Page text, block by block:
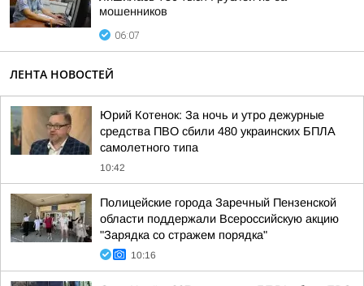
мошенников
06:07
ЛЕНТА НОВОСТЕЙ
Юрий Котенок: За ночь и утро дежурные
средства ПВО сбили 480 украинских БПЛА
самолетного типа
10:42
Полицейские города Заречный Пензенской
области поддержали Всероссийскую акцию
"Зарядка со стражем порядка"
10:16